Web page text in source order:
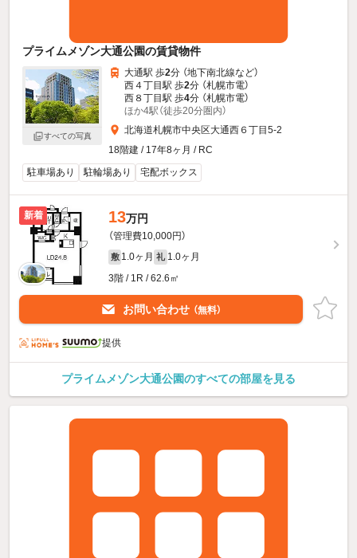
プライムメゾン大通公園の賃貸物件
すべての写真
大通駅 歩2分 （地下南北線など）
西４丁目駅 歩2分 （札幌市電）
西８丁目駅 歩4分 （札幌市電）
ほか4駅（徒歩20分圏内）
北海道札幌市中央区大通西６丁目5-2
18階建 / 17年8ヶ月 / RC
駐車場あり
駐輪場あり 宅配ボックス
新着 13万円
（管理費10,000円）
敷 1.0ヶ月 礼 1.0ヶ月
3階 / 1R / 62.6㎡
お問い合わせ （無料）
提供
プライムメゾン大通公園のすべての部屋を見る